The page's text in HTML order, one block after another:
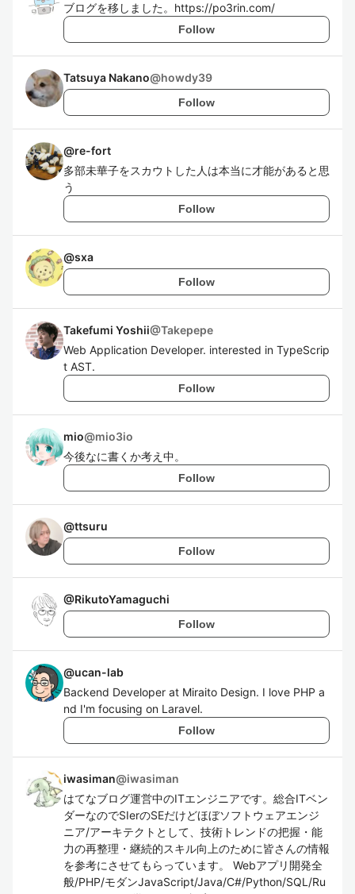
ブログを移しました。https://po3rin.com/
Follow
Tatsuya Nakano@howdy39
Follow
@re-fort
多部未華子をスカウトした人は本当に才能があると思
う
Follow
@sxa
Follow
Takefumi Yoshii@Takepepe
Web Application Developer. interested in TypeScrip
t AST.
Follow
mio@mio3io
今後なに書くか考え中。
Follow
@ttsuru
Follow
@RikutoYamaguchi
Follow
@ucan-lab
Backend Developer at Miraito Design. I love PHP a
nd I'm focusing on Laravel.
Follow
iwasiman@iwasiman
はてなブログ運営中のITエンジニアです。総合ITベン
ダーなのでSIerのSEだけどほぼソフトウェアエンジ
ニア/アーキテクトとして、技術トレンドの把握・能
力の再整理・継続的スキル向上のために皆さんの情報
を参考にさせてもらっています。 Webアプリ開発全
般/PHP/モダンJavaScript/Java/C#/Python/SQL/Ru